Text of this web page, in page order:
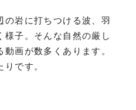
の岩に打ちつける波、羽
様子。そんな自然の厳し
画が数多くあります。
です。